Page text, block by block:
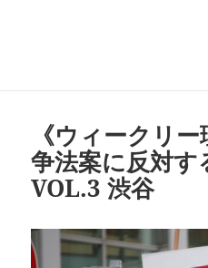
《ウィークリ
争法案に反対す
VOL.3 渋谷